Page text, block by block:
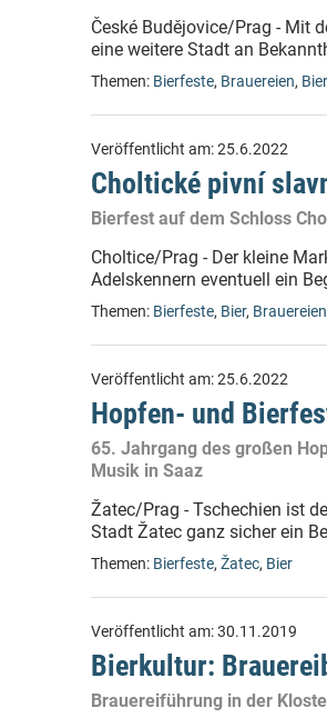
České Budějovice/Prag - Mit
eine weitere Stadt an
Themen: Bierfeste, Brauereien, Bier
Veröffentlicht am:25.6.2022
Choltické pivní
Bierfest auf dem Schloss
Choltice/Prag - Der kleine
Adelskennern eventuell ein
Themen: Bierfeste, Bier, Brauereien
Veröffentlicht am:25.6.2022
Hopfen- und
65. Jahrgang des großen
Musik in Saaz
Žatec/Prag - Tschechien ist
Stadt Žatec ganz sicher ein
Themen: Bierfeste, Žatec, Bier
Veröffentlicht am:30.11.2019
Bierkultur:
Brauereiführung in der